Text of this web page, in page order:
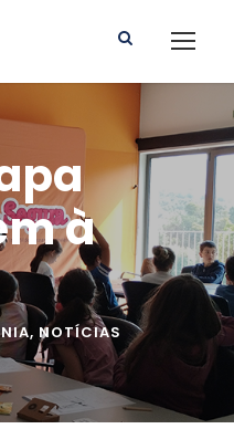
à
, NOTÍCIAS